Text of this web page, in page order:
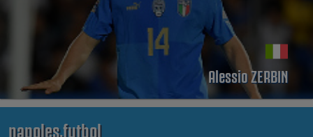
Alessio ZERBIN
napoles.futbol